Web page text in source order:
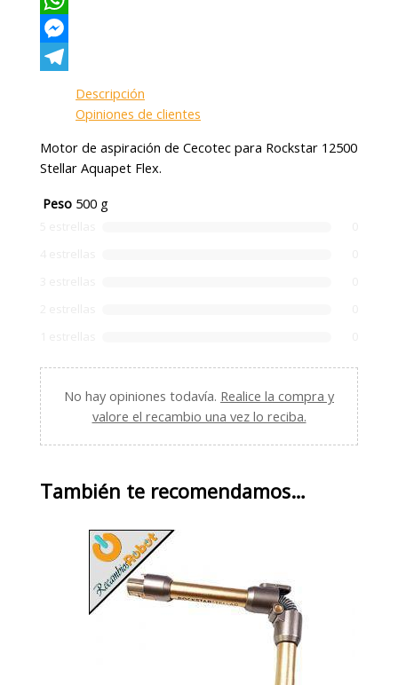
WhatsApp
Messenger
Descripción
Opiniones de clientes
Motor de aspiración de Cecotec para Rockstar 12500
Stellar Aquapet Flex.
Peso 500 g
No hay opiniones todavía. Realice la compra y
valore el recambio una vez lo reciba.
También te recomendamos…